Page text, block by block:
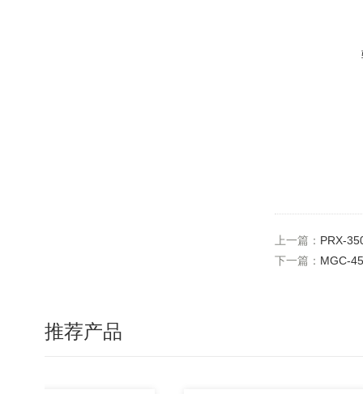
上一篇： PRX-
下一篇： MGC-
推荐产品